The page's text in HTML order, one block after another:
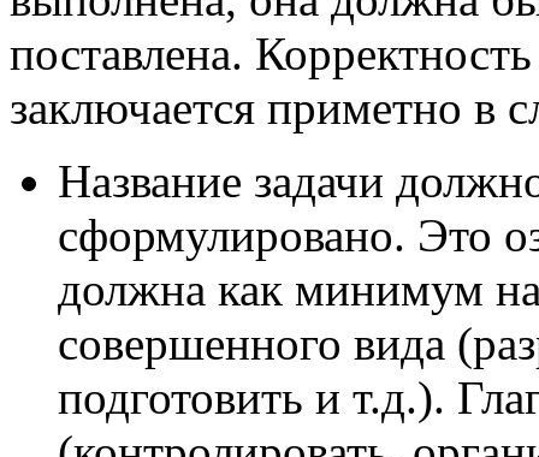
поставлена.
заключается приметно в
Название задачи
сформулировано. Это
должна как минимум
совершенного вида
подготовить и т.д.).